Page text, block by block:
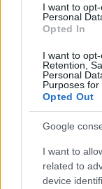
I want to
Personal
Opted In
I want to
Retention,
Personal
Purposes for
Opted Out
Google
I want to
related to
device
nem
ezért
lélekkel
hogy